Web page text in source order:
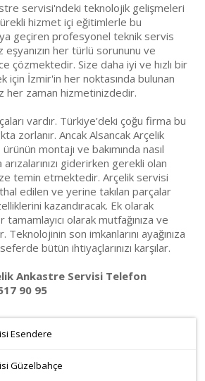
servisi'ndeki teknolojik gelişmeleri
hizmet içi eğitimlerle bu
geçiren profesyonel teknik servis
her türlü sorununu ve
çözmektedir. Size daha iyi ve hızlı bir
için İzmir'in her noktasında bulunan
her zaman hizmetinizdedir.
vardır. Türkiye’deki çoğu firma bu
zorlanır. Ancak Alsancak Arçelik
montajı ve bakımında nasıl
arızalarınızı giderirken gerekli olan
temin etmektedir. Arçelik servisi
edilen ve yerine takılan parçalar
kazandıracak. Ek olarak
olarak mutfağınıza ve
son imkanlarını ayağınıza
bütün ihtiyaçlarınızı karşılar.
Ankastre Servisi Telefon
90 95
Esendere
Güzelbahçe